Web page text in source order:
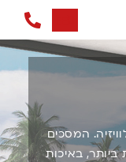
המסכים
ביותר, באיכות